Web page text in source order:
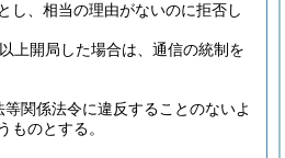
し、相当の理由がないのに拒否し
上開局した場合は、通信の統制を
関係法令に違反することのないよ
ものとする。